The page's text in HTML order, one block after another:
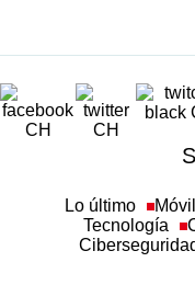
Lo último
Tecnología